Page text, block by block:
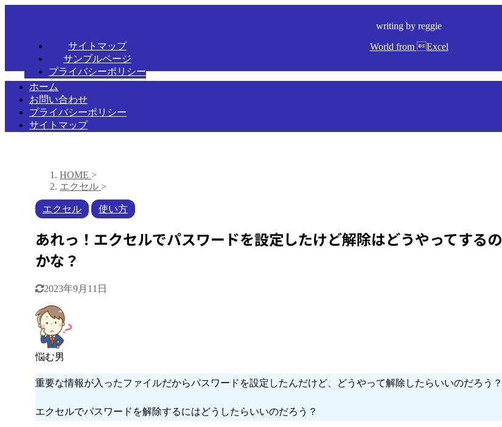
サイトマップ
サンプルページ
プライバシーポリシー
writing by reggie
World from Excel
ホーム
お問い合わせ
プライバシーポリシー
サイトマップ
HOME >
エクセル >
エクセル 使い方
あれっ！エクセルでパスワードを設定したけど解除はどうやってするの
かな？
2023年9月11日
悩む男
重要な情報が入ったファイルだからパスワードを設定したんだけど、どうやって解除したらいいのだろう？
エクセルでパスワードを解除するにはどうしたらいいのだろう？